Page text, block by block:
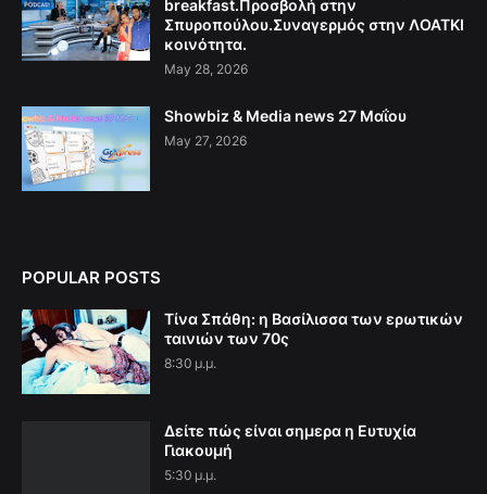
breakfast.Προσβολή στην
Σπυροπούλου.Συναγερμός στην ΛΟΑΤΚΙ
κοινότητα.
May 28, 2026
Showbiz & Media news 27 Μαΐου
May 27, 2026
POPULAR POSTS
Τίνα Σπάθη: η Βασίλισσα των ερωτικών
ταινιών των 70ς
8:30 μ.μ.
Δείτε πώς είναι σημερα η Ευτυχία
Γιακουμή
5:30 μ.μ.